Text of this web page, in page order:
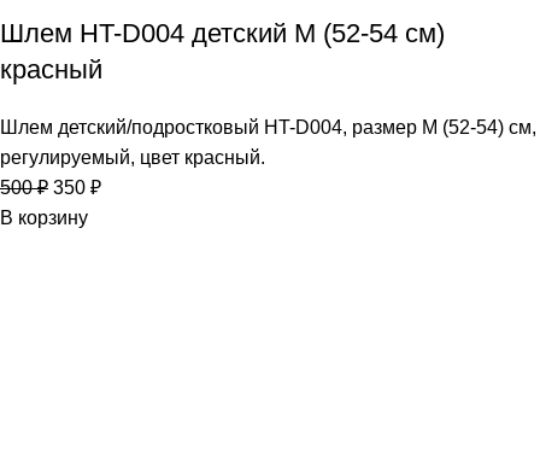
Шлем HT-D004 детский M (52-54 см)
красный
Шлем детский/подростковый HT-D004, размер M (52-54) см,
регулируемый, цвет красный.
500₽ 350 ₽
В корзину